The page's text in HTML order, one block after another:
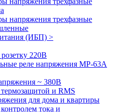
напряжения трехфазные
(ИБП) >
220В
реле напряжения МР-63А
~ 380В
и RMS
для дома и квартиры
тока и